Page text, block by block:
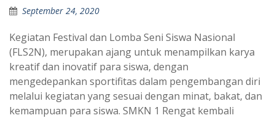
September 24, 2020
Kegiatan Festival dan Lomba Seni Siswa Nasional
(FLS2N), merupakan ajang untuk menampilkan karya
kreatif dan inovatif para siswa, dengan
mengedepankan sportifitas dalam pengembangan diri
melalui kegiatan yang sesuai dengan minat, bakat, dan
kemampuan para siswa. SMKN 1 Rengat kembali